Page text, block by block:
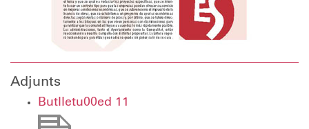
Adjunts
Butlletu00ed 11